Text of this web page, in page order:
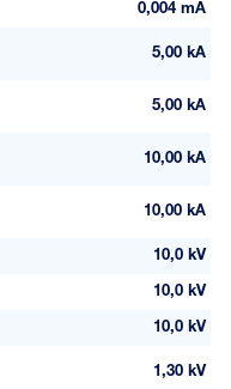
0,004 mA
5,00 kA
5,00 kA
10,00 kA
10,00 kA
10,0 kV
10,0 kV
10,0 kV
1,30 kV